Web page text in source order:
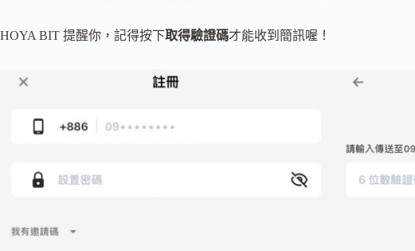
HOYA BIT 提醒你，記得按下取得驗證碼才能收到簡訊喔！